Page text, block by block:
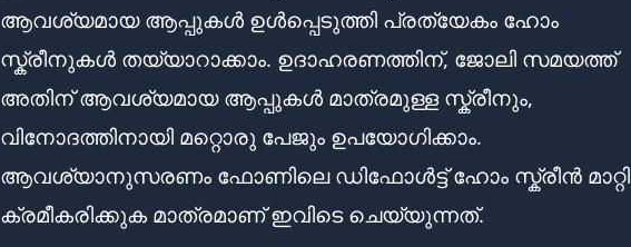
ആവശ്യമായ ആപ്പുകൾ ഉൾപ്പെടുത്തി പ്രത്യേകം ഹോം
സ്ക്രീനുകൾ തയ്യാറാക്കാം. ഉദാഹരണത്തിന്, ജോലി സമയത്ത്
അതിന് ആവശ്യമായ ആപ്പുകൾ മാത്രമുള്ള സ്ക്രീനും,
വിനോദത്തിനായി മറ്റൊരു പേജും ഉപയോഗിക്കാം.
ആവശ്യാനുസരണം ഫോണിലെ ഡിഫോൾട്ട് ഹോം സ്ക്രീൻ മാറ്റി
ക്രമീകരിക്കുക മാത്രമാണ് ഇവിടെ ചെയ്യുന്നത്.